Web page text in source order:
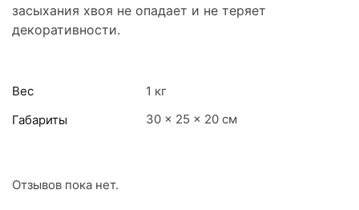
засыхания хвоя не опадает и не теряет
декоративности.
Вес
1 кг
Габариты
30 × 25 × 20 см
Отзывов пока нет.